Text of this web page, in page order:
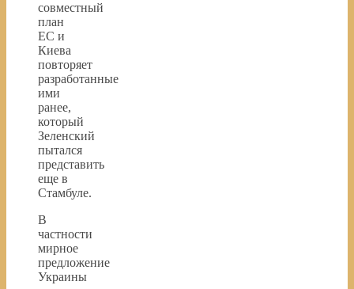
совместный
план
ЕС и
Киева
повторяет
разработанные
ими
ранее,
который
Зеленский
пытался
представить
еще в
Стамбуле.
В
частности
мирное
предложение
Украины